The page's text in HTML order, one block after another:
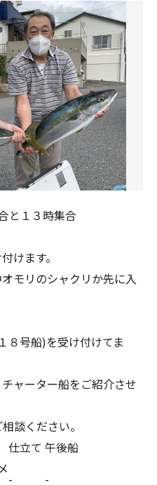
と１３時集合
けます。
モリのシャクリか先に入
８号船)を受け付けてま
ャーター船をご紹介させ
談ください。
仕立て 午後船
- -